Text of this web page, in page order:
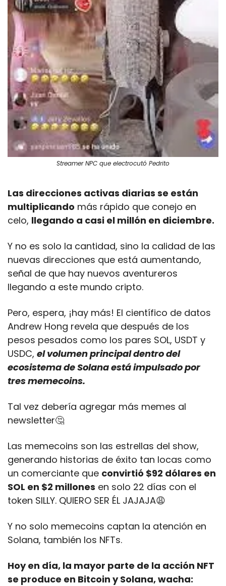
Streamer NPC que electrocutó Pedrito
Las direcciones activas diarias se están
multiplicando más rápido que conejo en
celo, llegando a casi el millón en diciembre.
Y no es solo la cantidad, sino la calidad de las
nuevas direcciones que está aumentando,
señal de que hay nuevos aventureros
llegando a este mundo cripto.
Pero, espera, ¡hay más! El científico de datos
Andrew Hong revela que después de los
pesos pesados como los pares SOL, USDT y
USDC, el volumen principal dentro del
ecosistema de Solana está impulsado por
tres memecoins.
Tal vez debería agregar más memes al
newsletter🤔
Las memecoins son las estrellas del show,
generando historias de éxito tan locas como
un comerciante que convirtió $92 dólares en
SOL en $2 millones en solo 22 días con el
token SILLY. QUIERO SER ÉL JAJAJA😩
Y no solo memecoins captan la atención en
Solana, también los NFTs.
Hoy en día, la mayor parte de la acción NFT
se produce en Bitcoin y Solana, wacha: